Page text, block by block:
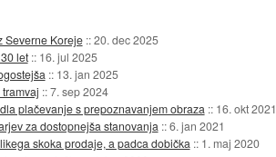
Severne Koreje ::20. dec 2025
let :: 16. jul 2025
:: 13. jan 2025
::7. sep 2024
plačevanje s prepoznavanjem obraza :: 16. okt 2021
za dostopnejša stanovanja ::6. jan 2021
skoka prodaje, a padca dobička :: 1. maj 2020